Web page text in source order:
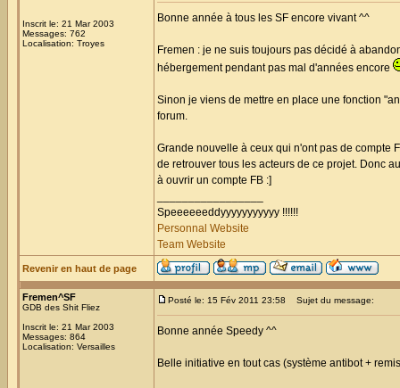
Inscrit le: 21 Mar 2003
Messages: 762
Localisation: Troyes
Bonne année à tous les SF encore vivant ^^
Fremen : je ne suis toujours pas décidé à
hébergement pendant pas mal d'années encore
Sinon je viens de mettre en place une fonction
forum.
Grande nouvelle à ceux qui n'ont pas de compte
de retrouver tous les acteurs de ce projet. Donc
à ouvrir un compte FB :]
Speeeeeeddyyyyyyyyyyy !!!!!!
Personnal Website
Team Website
Revenir en haut de page
Fremen^SF
GDB des Shit Fliez
Inscrit le: 21 Mar 2003
Messages: 864
Localisation: Versailles
Posté le: 15 Fév 2011 23:58 Sujet du message:
Bonne année Speedy ^^
Belle initiative en tout cas (système antibot +